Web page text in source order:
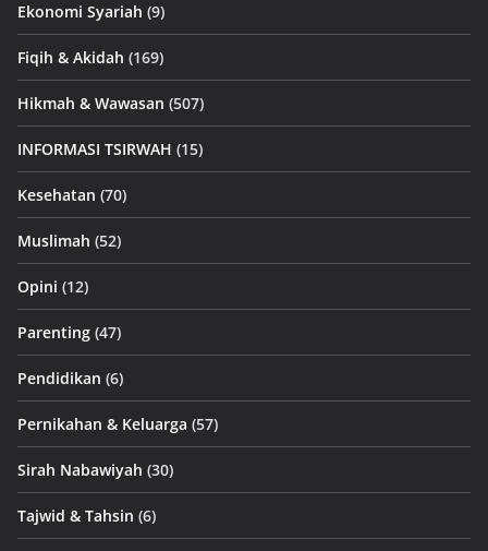
Ekonomi Syariah (9)
Fiqih & Akidah (169)
Hikmah & Wawasan (507)
INFORMASI TSIRWAH (15)
Kesehatan (70)
Muslimah (52)
Opini (12)
Parenting (47)
Pendidikan (6)
Pernikahan & Keluarga (57)
Sirah Nabawiyah (30)
Tajwid & Tahsin (6)